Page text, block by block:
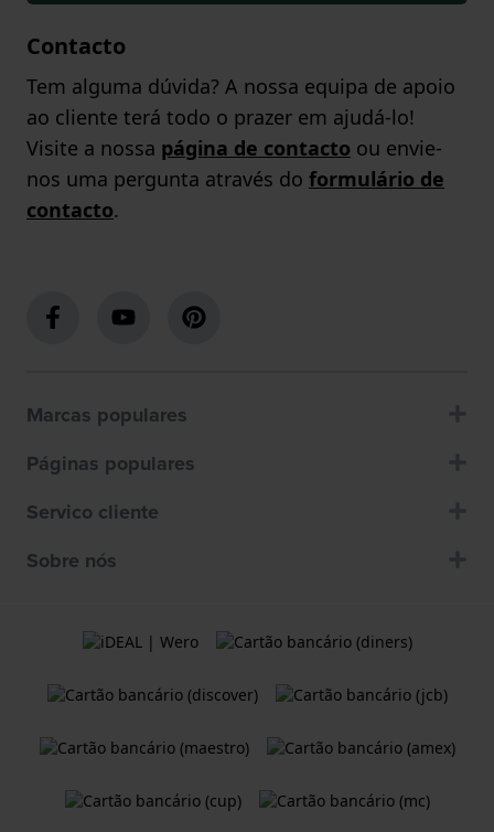
Contacto
Tem alguma dúvida? A nossa equipa de apoio
ao cliente terá todo o prazer em ajudá-lo!
Visite a nossa página de contacto ou envie-
nos uma pergunta através do formulário de
contacto.
Marcas populares
Páginas populares
Servico cliente
Sobre nós